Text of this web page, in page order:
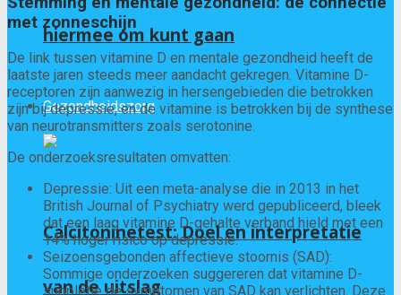
hiermee om kunt gaan
Gezondheidszorg
Calcitoninetest: Doel en interpretatie
van de uitslag
met zonneschijn
De link tussen vitamine D en mentale gezondheid heeft de
laatste jaren steeds meer aandacht gekregen. Vitamine D-
receptoren zijn aanwezig in hersengebieden die betrokken
zijn bij depressie, en de vitamine is betrokken bij de synthese
van neurotransmitters zoals serotonine.
De onderzoeksresultaten omvatten:
Depressie: Uit een meta-analyse die in 2013 in het
British Journal of Psychiatry werd gepubliceerd, bleek
dat een laag vitamine D-gehalte verband hield met een
14% hoger risico op depressie.
Seizoensgebonden affectieve stoornis (SAD):
Sommige onderzoeken suggereren dat vitamine D-
suppletie de symptomen van SAD kan verlichten. Deze